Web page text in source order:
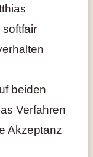
beiden
Verfahren
Akzeptanz